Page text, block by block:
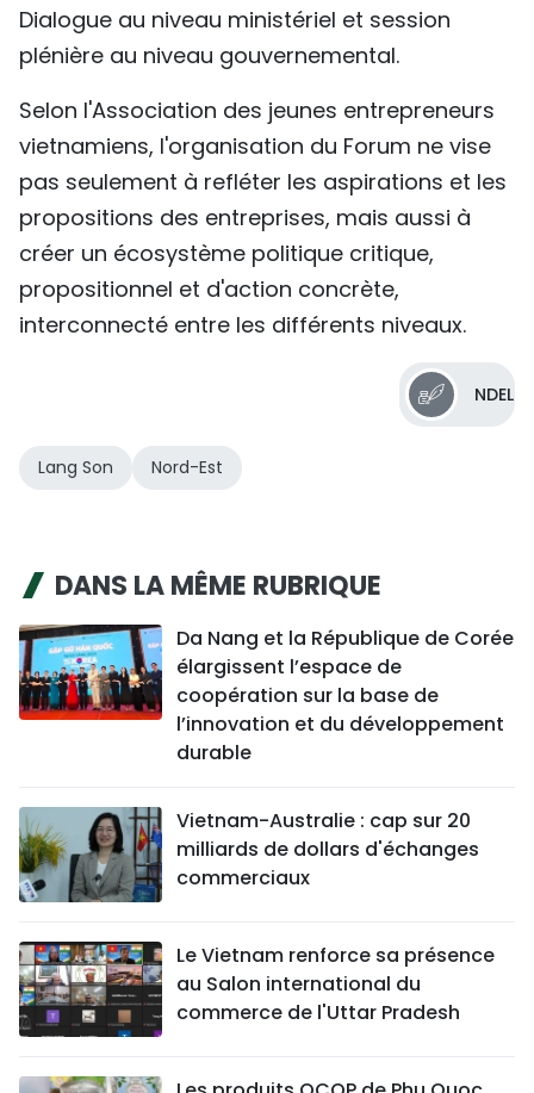
Dialogue au niveau ministériel et session
plénière au niveau gouvernemental.
Selon l'Association des jeunes entrepreneurs
vietnamiens, l'organisation du Forum ne vise
pas seulement à refléter les aspirations et les
propositions des entreprises, mais aussi à
créer un écosystème politique critique,
propositionnel et d'action concrète,
interconnecté entre les différents niveaux.
NDEL
Lang Son Nord-Est
DANS LA MÊME RUBRIQUE
Da Nang et la République de Corée
élargissent l’espace de
coopération sur la base de
l’innovation et du développement
durable
Vietnam-Australie : cap sur 20
milliards de dollars d'échanges
commerciaux
Le Vietnam renforce sa présence
au Salon international du
commerce de l'Uttar Pradesh